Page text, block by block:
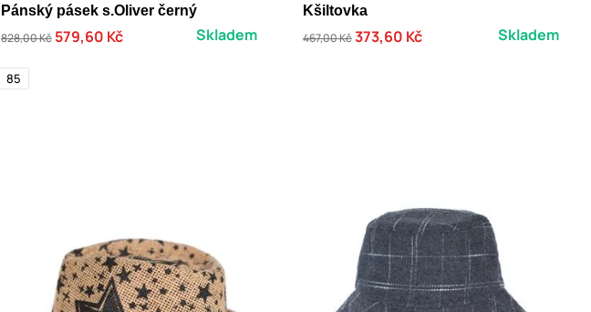
Pánský pásek s.Oliver černý
828,00 Kč 579,60 Kč Skladem
85
Kšiltovka
467,00 Kč373,60 Kč Skladem